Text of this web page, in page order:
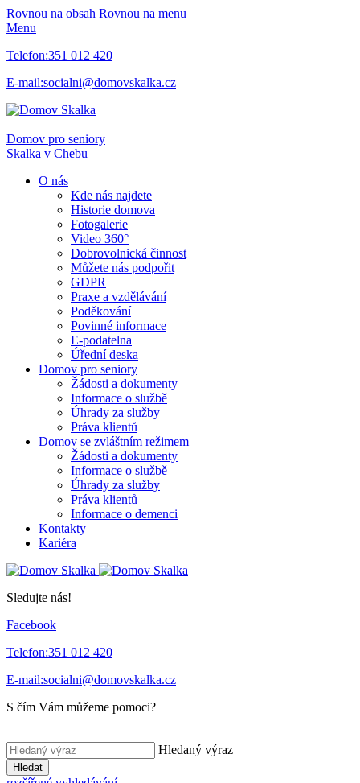
Rovnou na obsah Rovnou na menu
Menu
Telefon:351 012 420
E-mail:socialni@domovskalka.cz
Domov pro seniory
Skalka v Chebu
O nás
Kde nás najdete
Historie domova
Fotogalerie
Video 360°
Dobrovolnická činnost
Můžete nás podpořit
GDPR
Praxe a vzdělávání
Poděkování
Povinné informace
E-podatelna
Úřední deska
Domov pro seniory
Žádosti a dokumenty
Informace o službě
Úhrady za služby
Práva klientů
Domov se zvláštním režimem
Žádosti a dokumenty
Informace o službě
Úhrady za služby
Práva klientů
Informace o demenci
Kontakty
Kariéra
Sledujte nás!
Facebook
Telefon:351 012 420
E-mail:socialni@domovskalka.cz
S čím Vám můžeme pomoci?
Hledaný výraz
Hledat